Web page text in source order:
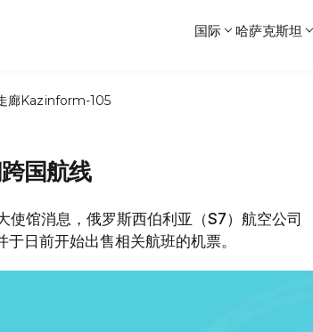
国际 哈萨克斯坦
廊Kazinform-105
国航线
馆消息，俄罗斯西伯利亚（S7）航空公司
日前开始出售相关航班的机票。